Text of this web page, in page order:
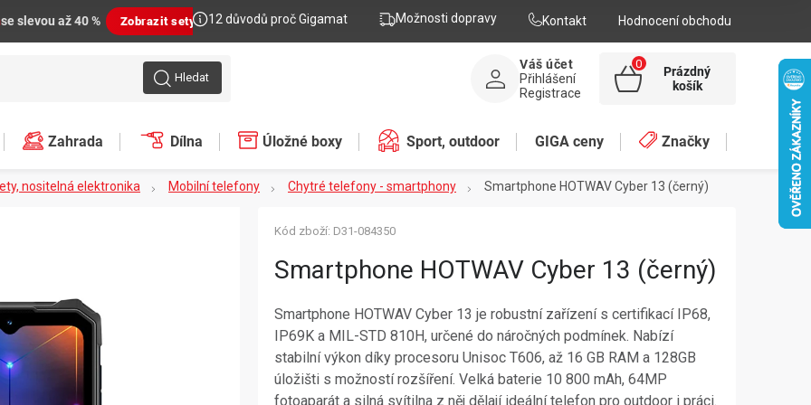
se slevou až 40 % Zobrazit sety 12 důvodů proč Gigamat Možnosti dopravy Kontakt Hodnocení obchodu
Hledat
Váš účet
Přihlášení
Registrace
NÁKUPNÍ
Prázdný
košík
Zahrada Dílna Úložné boxy Sport, outdoor GIGA ceny Značky
nositelná elektronika Mobilní telefony Chytré telefony - smartphony Smartphone HOTWAV Cyber 13 (černý)
Smartphone HOTWAV Cyber 13 (černý)
Smartphone HOTWAV Cyber 13 je robustní zařízení s certifikací IP68,
IP69K a MIL-STD 810H, určené do náročných podmínek. Nabízí
stabilní výkon díky procesoru Unisoc T606, až 16 GB RAM a 128GB
úložišti s možností rozšíření. Velká baterie 10 800 mAh, 64MP
fotoaparát a silná svítilna z něj dělají ideální telefon pro outdoor i práci.
Kód zboží: D31-084350